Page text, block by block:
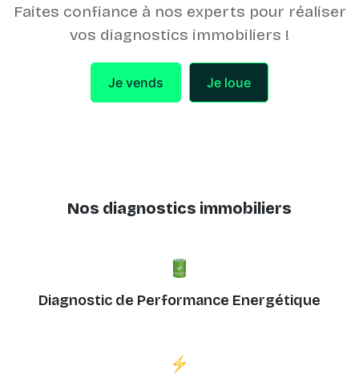
Faites confiance à nos experts pour réaliser
vos diagnostics immobiliers !
Je vends Je loue
Nos diagnostics immobiliers
Diagnostic de Performance Energétique